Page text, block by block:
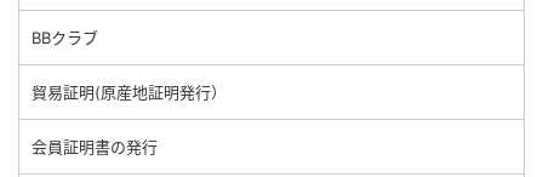
BBクラブ
貿易証明(原産地証明発行）
会員証明書の発行